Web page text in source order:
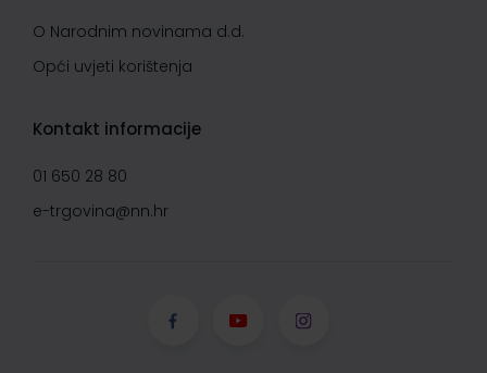
O Narodnim novinama d.d.
Opći uvjeti korištenja
Kontakt informacije
01 650 28 80
e-trgovina@nn.hr